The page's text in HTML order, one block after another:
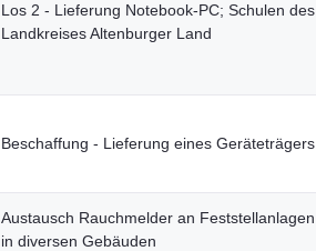
Los 2 - Lieferung Notebook-PC; Schulen des
Landkreises Altenburger Land
Beschaffung - Lieferung eines Geräteträgers
Austausch Rauchmelder an Feststellanlagen
in diversen Gebäuden